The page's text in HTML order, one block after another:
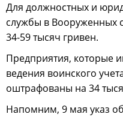
Для должностных и
службы в Вооруженных
34-59 тысяч гривен.
Предприятия, которые
ведения воинского
оштрафованы на 34
Напомним, 9 мая указ